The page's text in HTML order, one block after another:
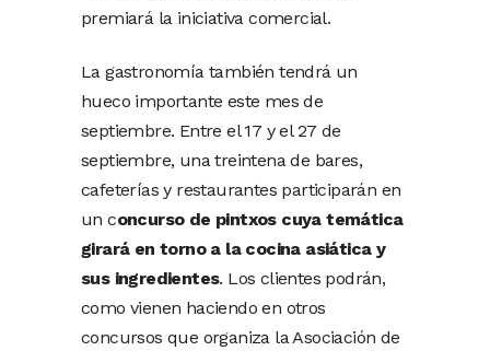
premiará la iniciativa comercial.
La gastronomía también tendrá un
hueco importante este mes de
septiembre. Entre el 17 y el 27 de
septiembre, una treintena de bares,
cafeterías y restaurantes participarán en
un concurso de pintxos cuya temática
girará en torno a la cocina asiática y
sus ingredientes. Los clientes podrán,
como vienen haciendo en otros
concursos que organiza la Asociación de